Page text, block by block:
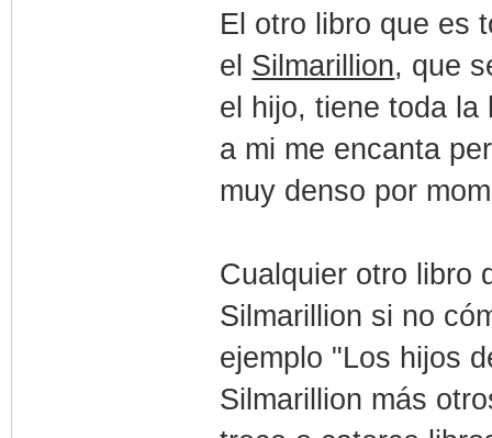
El otro libro que es
el Silmarillion, que
el hijo, tiene toda la
a mi me encanta
muy denso por
Cualquier otro libro
Silmarillion si no
ejemplo "Los hijos
Silmarillion más